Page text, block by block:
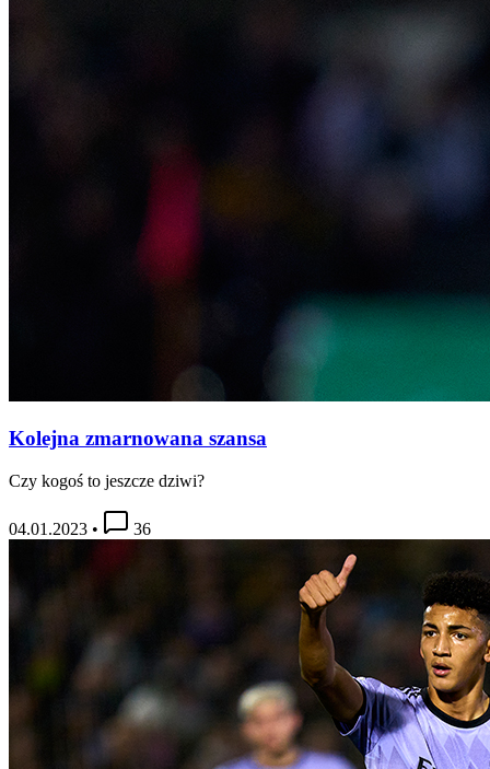
Kolejna zmarnowana szansa
Czy kogoś to jeszcze dziwi?
04.01.2023 • 36